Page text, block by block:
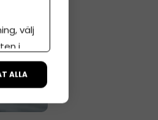
välj
i
ALLA